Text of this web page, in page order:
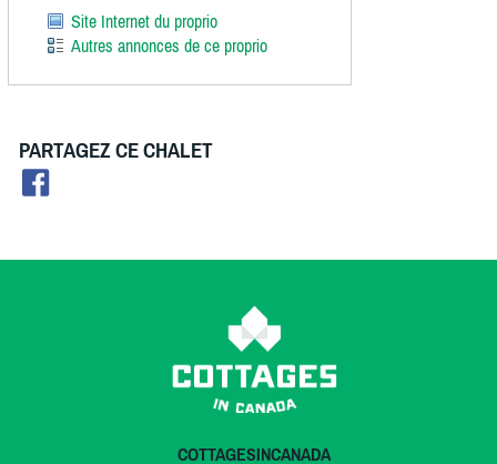
Site Internet du proprio
Autres annonces de ce proprio
PARTAGEZ CE CHALET
COTTAGESINCANADA